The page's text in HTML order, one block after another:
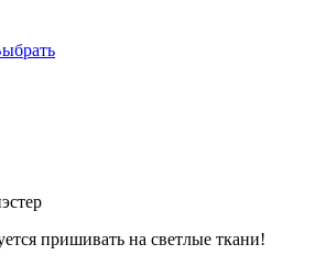
пришивать на светлые ткани!